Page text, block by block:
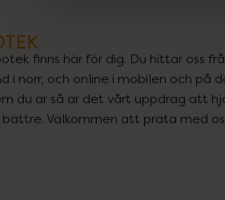
finns här för dig. Du hittar oss
i norr, och online i mobilen och på
du är så är det vårt uppdrag att
Välkommen att prata med